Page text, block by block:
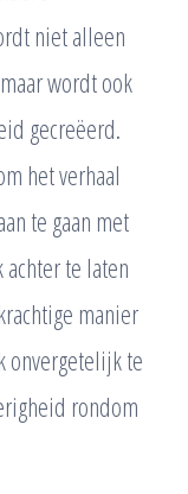
niet alleen
wordt ook
gecreëerd.
het verhaal
te gaan met
te laten
manier
onvergetelijk te
rondom